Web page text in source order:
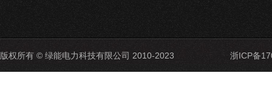
版权所有 © 绿能电力科技有限公司 2010-2023 浙ICP备